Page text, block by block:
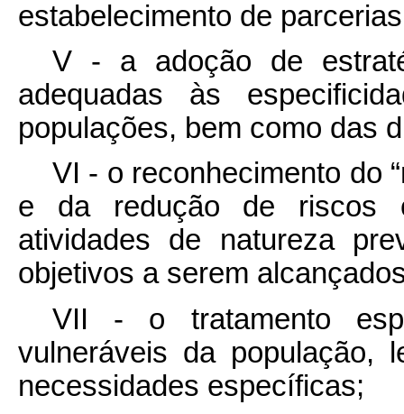
estabelecimento de
V - a adoção de
adequadas às
populações, bem como das
VI - o reconhecimento do
e da redução de riscos
atividades de natureza
objetivos a serem
VII - o tratamento
vulneráveis da população,
necessidades específicas;